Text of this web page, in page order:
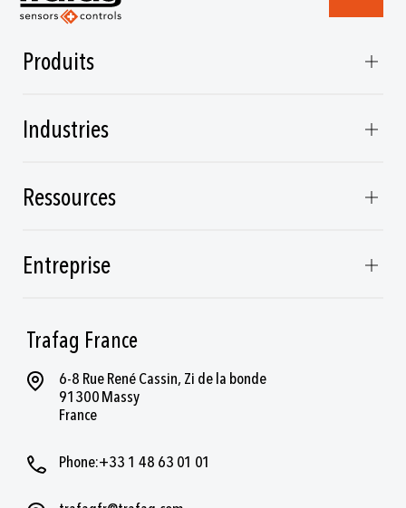
Trafag France
6-8 Rue René Cassin, Zi de la bonde
91300 Massy
France
Phone:+33 1 48 63 01 01
Produits
Industries
Ressources
Entreprise